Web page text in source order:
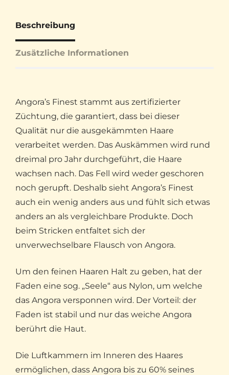
Beschreibung
Zusätzliche Informationen
Angora’s Finest stammt aus zertifizierter
Züchtung, die garantiert, dass bei dieser
Qualität nur die ausgekämmten Haare
verarbeitet werden. Das Auskämmen wird rund
dreimal pro Jahr durchgeführt, die Haare
wachsen nach. Das Fell wird weder geschoren
noch gerupft. Deshalb sieht Angora’s Finest
auch ein wenig anders aus und fühlt sich etwas
anders an als vergleichbare Produkte. Doch
beim Stricken entfaltet sich der
unverwechselbare Flausch von Angora.
Um den feinen Haaren Halt zu geben, hat der
Faden eine sog. „Seele“ aus Nylon, um welche
das Angora versponnen wird. Der Vorteil: der
Faden ist stabil und nur das weiche Angora
berührt die Haut.
Die Luftkammern im Inneren des Haares
ermöglichen, dass Angora bis zu 60% seines